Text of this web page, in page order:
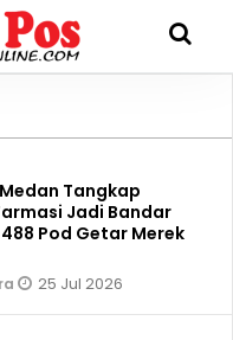
Tangkap
Jadi Bandar
Pod Getar Merek
25 Jul 2026